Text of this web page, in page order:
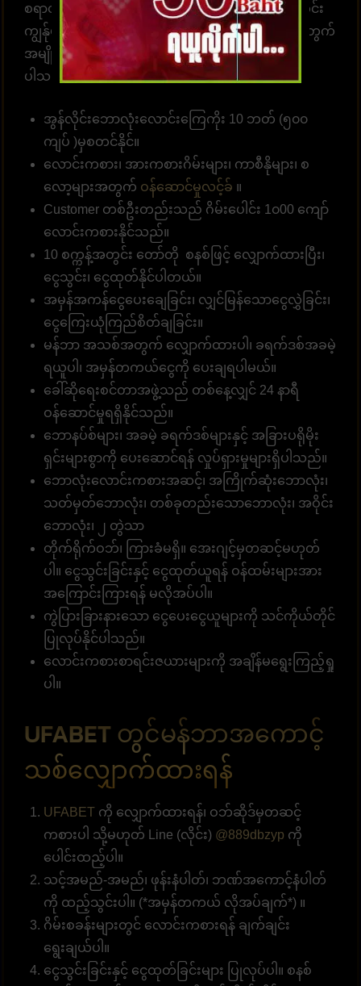
စရာတွင်ပါဝင်ဆင်နွဲပါ။ကျွန်ုပ်တို့သည် အောက်ပါအတိုင်း
ကျွန်ုပ်တို့၏ဝဘ်ဆိုဒ်မှာ ကစားရန် ဆုံးဖြတ်ရန် သင့်အတွက်
အမျိုးမျိုးသော အကျိုးကျေးဇူးများကို စုစည်းထား
ပါသည်။
အွန်လိုင်းဘောလုံးလောင်းကြေကိုး 10 ဘတ် (၅၀၀
ကျပ် )မှစတင်နိုင်။
လောင်းကစား၊ အားကစားဂိမ်းများ၊ ကာစီနိုများ၊ စ
လော့များအတွက် ဝန်ဆောင်မှုလင့်ခ် ။
Customer တစ်ဦးတည်းသည် ဂိမ်းပေါင်း 1၀00 ကျော်
လောင်းကစားနိုင်သည်။
10 စက္ကန့်အတွင်း တော်တို စနစ်ဖြင့် လျှောက်ထားပြီး၊
ငွေသွင်း၊ ငွေထုတ်နိုင်ပါတယ်။
အမှန်အကန်ငွေပေးချေခြင်း၊ လျှင်မြန်သောငွေလွှဲခြင်း၊
ငွေကြေးယုံကြည်စိတ်ချခြင်း။
မန်ဘာ အသစ်အတွက် လျှောက်ထားပါ၊ ခရက်ဒစ်အခမဲ့
ရယူပါ၊ အမှန်တကယ်ငွေကို ပေးချရပါမယ်။
ခေါ်ဆိုရေးစင်တာအဖွဲ့သည် တစ်နေ့လျှင် 24 နာရီ
ဝန်ဆောင်မှုရရှိနိုင်သည်။
ဘောနပ်စ်များ၊ အခမဲ့ ခရက်ဒစ်များနှင့် အခြားပရိုမိုး
ရှင်းများစွာကို ပေးဆောင်ရန် လှုပ်ရှားမှုများရှိပါသည်။
ဘောလုံးလောင်းကစားအဆင့်၊ အကြိုက်ဆုံးဘောလုံး၊
သတ်မှတ်ဘောလုံး၊ တစ်ခုတည်းသောဘောလုံး၊ အဝိုင်း
ဘောလုံး၊ ၂ တွဲသာ
တိုက်ရိုက်ဝဘ်၊ ကြားခံမရှိ။ အေးဂျင့်မှတဆင့်မဟုတ်
ပါ။ ငွေသွင်းခြင်းနှင့် ငွေထုတ်ယူရန် ဝန်ထမ်းများအား
အကြောင်းကြားရန် မလိုအပ်ပါ။
ကွဲပြားခြားနားသော ငွေပေးငွေယူများကို သင်ကိုယ်တိုင်
ပြုလုပ်နိုင်ပါသည်။
လောင်းကစားစာရင်းဇယားများကို အချိန်မရွေးကြည့်ရှု
ပါ။
UFABET တွင်မန်ဘာအကောင့်
သစ်လျှောက်ထားရန်
UFABET ကို လျှောက်ထားရန်၊ ဝဘ်ဆိုဒ်မှတဆင့်
ကစားပါ သို့မဟုတ် Line (လိုင်း) @889dbzyp ကို
ပေါင်းထည့်ပါ။
သင့်အမည်-အမည်၊ ဖုန်းနံပါတ်၊ ဘဏ်အကောင့်နံပါတ်
ကို ထည့်သွင်းပါ။ (*အမှန်တကယ် လိုအပ်ချက်*) ။
ဂိမ်းစခန်းများတွင် လောင်းကစားရန် ချက်ချင်း
ရွေးချယ်ပါ။
ငွေသွင်းခြင်းနှင့် ငွေထုတ်ခြင်းများ ပြုလုပ်ပါ။ စနစ်